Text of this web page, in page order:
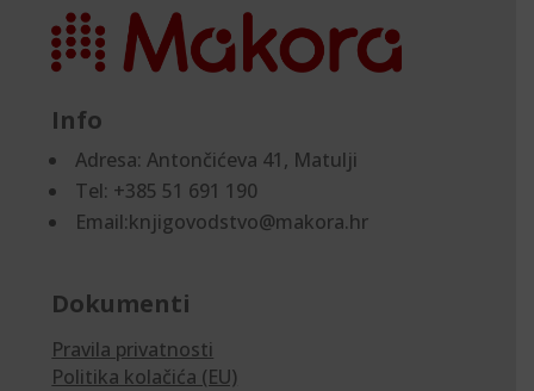
Info
Adresa:Antončićeva 41, Matulji
Tel: +385 51 691 190
Email:knjigovodstvo@makora.hr
Dokumenti
Pravila privatnosti
Politika kolačića (EU)